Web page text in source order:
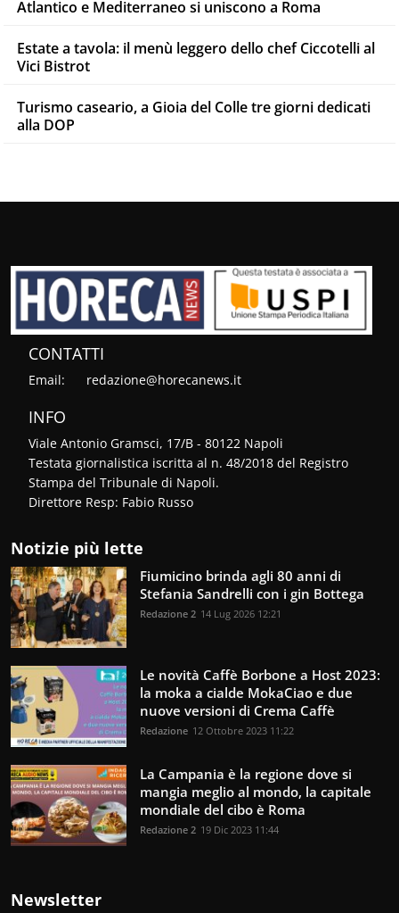
Atlantico e Mediterraneo si uniscono a Roma
Estate a tavola: il menù leggero dello chef Ciccotelli al
Vici Bistrot
Turismo caseario, a Gioia del Colle tre giorni dedicati
alla DOP
CONTATTI
Email: redazione@horecanews.it
INFO
Viale Antonio Gramsci, 17/B - 80122 Napoli
Testata giornalistica iscritta al n. 48/2018 del Registro
Stampa del Tribunale di Napoli.
Direttore Resp: Fabio Russo
Notizie più lette
Fiumicino brinda agli 80 anni di
Stefania Sandrelli con i gin Bottega
Redazione 2 14 Lug 2026 12:21
Le novità Caffè Borbone a Host 2023:
la moka a cialde MokaCiao e due
nuove versioni di Crema Caffè
Redazione 12 Ottobre 2023 11:22
La Campania è la regione dove si
mangia meglio al mondo, la capitale
mondiale del cibo è Roma
Redazione 2 19 Dic 2023 11:44
Newsletter